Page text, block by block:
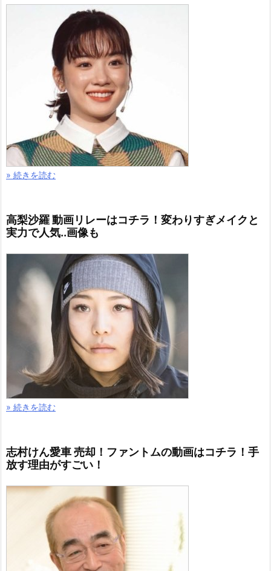
» 続きを読む
高梨沙羅 動画リレーはコチラ！変わりすぎメイクと
実力で人気..画像も
» 続きを読む
志村けん愛車 売却！ファントムの動画はコチラ！手
放す理由がすごい！